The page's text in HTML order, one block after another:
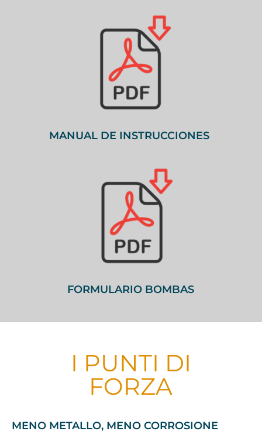
MANUAL DE INSTRUCCIONES
FORMULARIO BOMBAS
I PUNTI DI
FORZA
MENO METALLO, MENO CORROSIONE